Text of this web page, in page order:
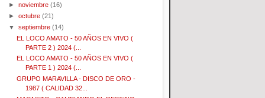
►noviembre (16)
►octubre (21)
▼septiembre (14)
EL LOCO AMATO - 50 AÑOS EN VIVO (
PARTE 2 ) 2024 (...
EL LOCO AMATO - 50 AÑOS EN VIVO (
PARTE 1 ) 2024 (...
GRUPO MARAVILLA - DISCO DE ORO -
1987 ( CALIDAD 32...